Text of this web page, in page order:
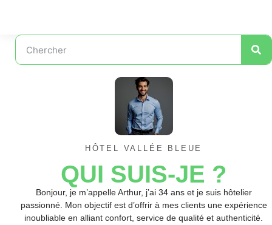
HÔTEL VALLÉE BLEUE
QUI SUIS-JE ?
Bonjour, je m’appelle Arthur, j’ai 34 ans et je suis hôtelier
passionné. Mon objectif est d’offrir à mes clients une expérience
inoubliable en alliant confort, service de qualité et authenticité.